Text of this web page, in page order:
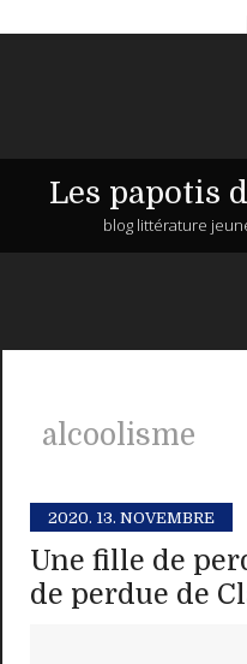
Les papotis
blog littérature
alcoolisme
2020. 13. NOVEMBRE
Une fille de
de perdue de